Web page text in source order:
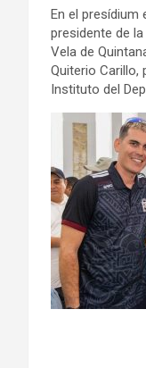
En el presídium
presidente de
Vela de
Quiterio Carillo,
Instituto del